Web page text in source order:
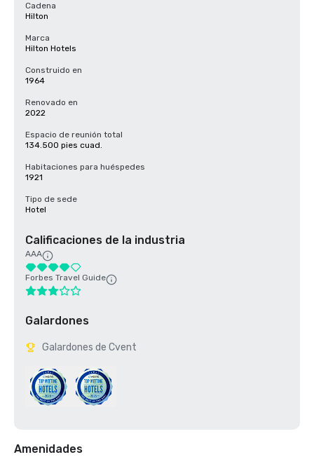
Cadena
Hilton
Marca
Hilton Hotels
Construido en
1964
Renovado en
2022
Espacio de reunión total
134.500 pies cuad.
Habitaciones para huéspedes
1921
Tipo de sede
Hotel
Calificaciones de la industria
AAA
Forbes Travel Guide
Galardones
Galardones de Cvent
Amenidades